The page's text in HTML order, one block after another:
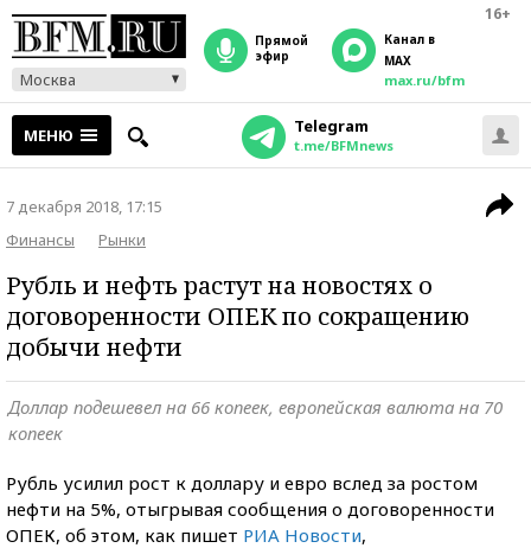
16+
Москва
прямой
эфир
Канал в
MAX
max.ru/bfm
МЕНЮ Telegram
t.me/BFMnews
7 декабря 2018, 17:15
Финансы
Рынки
Рубль и нефть растут на новостях о
договоренности ОПЕК по сокращению
добычи нефти
Доллар подешевел на 66 копеек, европейская валюта на 70
копеек
Рубль усилил рост к доллару и евро вслед за ростом
нефти на 5%, отыгрывая сообщения о договоренности
ОПЕК, об этом, как пишет РИА Новости,